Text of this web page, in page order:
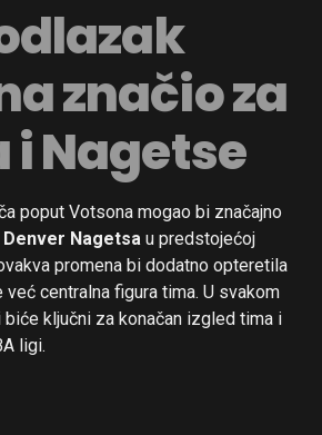
značio za
i Nagetse
poput Votsona mogao bi značajno
Denver Nagetsa u predstojećoj
promena bi dodatno opteretila
već centralna figura tima. U svakom
biće ključni za konačan izgled tima i
ligi.